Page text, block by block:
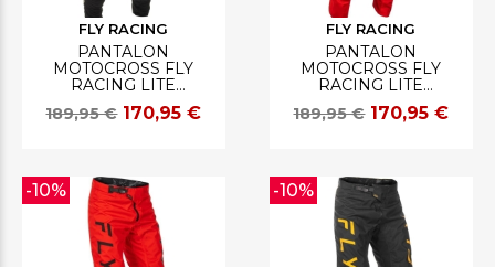
FLY RACING
PANTALON
MOTOCROSS FLY
RACING LITE
NOIR/GRIS
189,95 € 170,95 €
FLY RACING
PANTALON
MOTOCROSS FLY
RACING LITE
NOIR/ROUGE
189,95 € 170,95 €
-10% -10%